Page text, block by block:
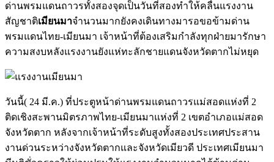
ด่านพรมแดนถาวรทั้งสองจุดเป็นวันที่สองทำให้คลื่นแรงงาน
สัญชาติเมียนมาจำนวนมากยังคงเดินทางมารอขอข้ามด่าน
พรมแดนไทย-เมียนมา เจ้าหน้าที่ต้องเสริมกำลังทุกฝ่ายมารักษา
ความสงบหลังแรงงานยังแห่ทะลักชายแดนจังหวัดตากไม่หยุด
วันนี้( 24 มี.ค.) ที่ประตูหน้าด่านพรมแดนถาวรแม่สอดแห่งที่ 2
ติดเชิงสะพานมิตรภาพไทย-เมียนมาแห่งที่ 2 เขตอำเภอแม่สอด
จังหวัดตาก หลังจากเจ้าหน้าที่ระดับสูงทั้งสองประเทศประสาน
งานด่วนระหว่างจังหวัดตากและจังหวัดเมียวดี ประเทศเมียนมา